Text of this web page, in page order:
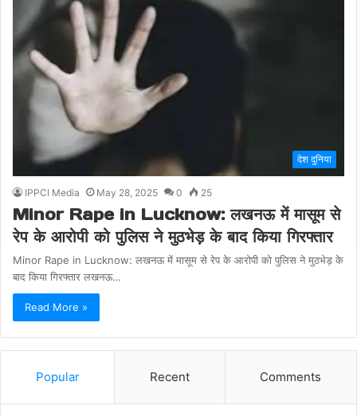
देश दुनिया
IPPCI Media May 28, 2025 0 25
Minor Rape in Lucknow: लखनऊ में मासूम से
रेप के आरोपी को पुलिस ने मुठभेड़ के बाद किया गिरफ्तार
Minor Rape in Lucknow: लखनऊ में मासूम से रेप के आरोपी को पुलिस ने मुठभेड़ के
बाद किया गिरफ्तार लखनऊ…
Read More »
Popular Recent Comments